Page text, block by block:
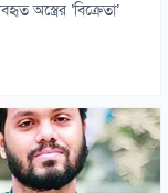
অস্ত্রের ‘বিক্রেতা’